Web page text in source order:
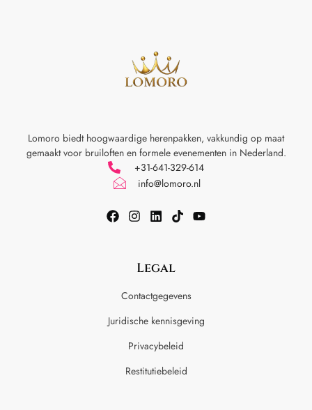
Lomoro biedt hoogwaardige herenpakken, vakkundig op maat
gemaakt voor bruiloften en formele evenementen in Nederland.
+31-641-329-614
info@lomoro.nl
Legal
Contactgegevens
Juridische kennisgeving
Privacybeleid
Restitutiebeleid